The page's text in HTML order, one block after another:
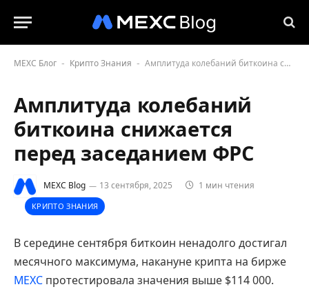
MEXC Блог - Крипто Знания - Амплитуда колебаний биткоина снижается перед заседанием ФРС
Амплитуда колебаний
биткоина снижается
перед заседанием ФРС
MEXC Blog 13 сентября, 2025 1 мин чтения
КРИПТО ЗНАНИЯ
В середине сентября биткоин ненадолго достигал
месячного максимума, накануне крипта на бирже
MEXC протестировала значения выше $114 000.